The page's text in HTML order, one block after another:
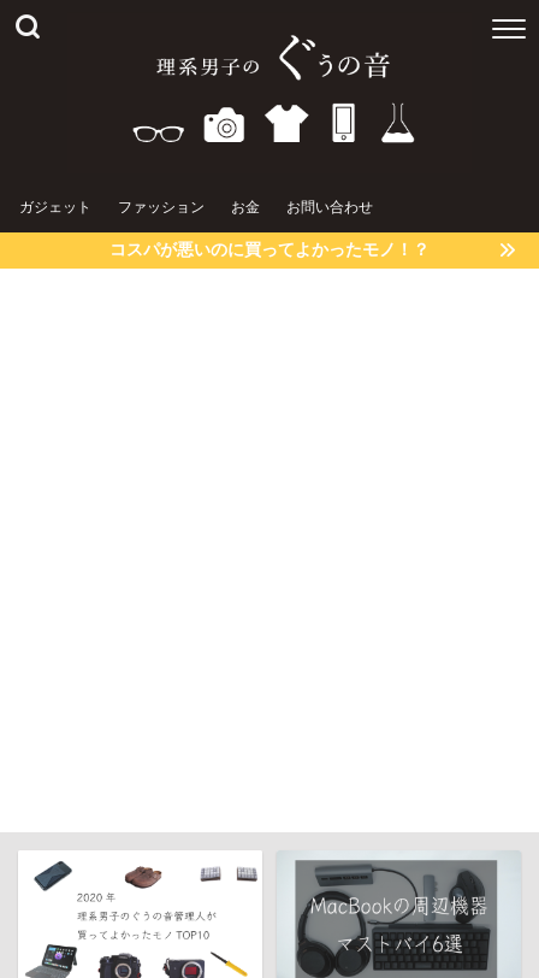
ガジェット ファッション お金 お問い合わせ
コスパが悪いのに買ってよかったモノ！？